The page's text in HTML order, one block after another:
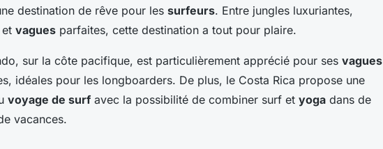
destination de rêve pour les surfeurs. Entre jungles luxuriantes,
vagues parfaites, cette destination a tout pour plaire.
sur la côte pacifique, est particulièrement apprécié pour ses vagues
idéales pour les longboarders. De plus, le Costa Rica propose une
voyage de surf avec la possibilité de combiner surf et yoga dans de
vacances.